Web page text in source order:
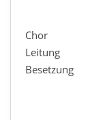
Chor
Leitung
Besetzung